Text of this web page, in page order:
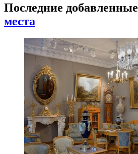
Последние добавленные
места